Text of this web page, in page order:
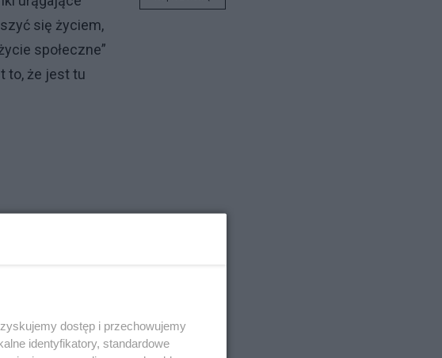
się życiem,
społeczne”
to, że jest tu
dostęp i przechowujemy
identyfikatory, standardowe